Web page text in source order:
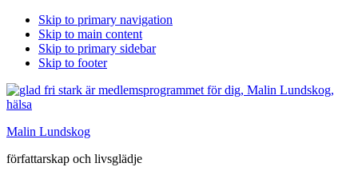
Skip to primary navigation
Skip to main content
Skip to primary sidebar
Skip to footer
Malin Lundskog
författarskap och livsglädje